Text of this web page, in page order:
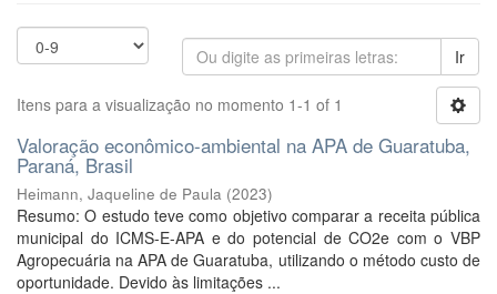
Ir
Itens para a visualização no momento 1-1 of 1
Valoração econômico-ambiental na APA de Guaratuba,
Paraná, Brasil
Heimann, Jaqueline de Paula (2023)
Resumo: O estudo teve como objetivo comparar a receita pública
municipal do ICMS-E-APA e do potencial de CO2e com o VBP
Agropecuária na APA de Guaratuba, utilizando o método custo de
oportunidade. Devido às limitações ...